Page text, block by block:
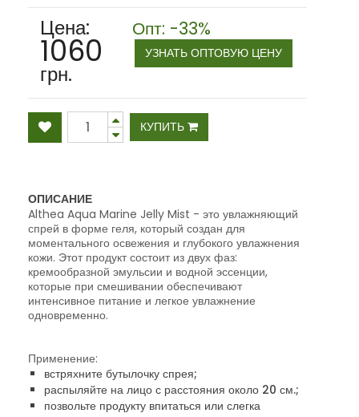
Цена:
1060
грн.
Опт: -33%
УЗНАТЬ ОПТОВУЮ ЦЕНУ
КУПИТЬ
ОПИСАНИЕ
Althea Aqua Marine Jelly Mist - это увлажняющий
спрей в форме геля, который создан для
моментального освежения и глубокого увлажнения
кожи. Этот продукт состоит из двух фаз:
кремообразной эмульсии и водной эссенции,
которые при смешивании обеспечивают
интенсивное питание и легкое увлажнение
одновременно.
Применение:
встряхните бутылочку спрея;
распыляйте на лицо с расстояния около 20 см.;
позвольте продукту впитаться или слегка